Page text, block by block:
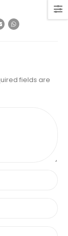
fields are